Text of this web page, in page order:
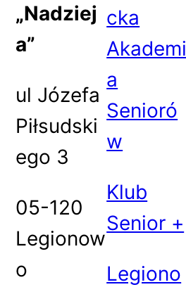
„Nadziej
a”
ul Józefa
Piłsudski
ego 3
05-120
Legionow
o
cka
Akademi
a
Senioró
w
Klub
Senior +
Legiono